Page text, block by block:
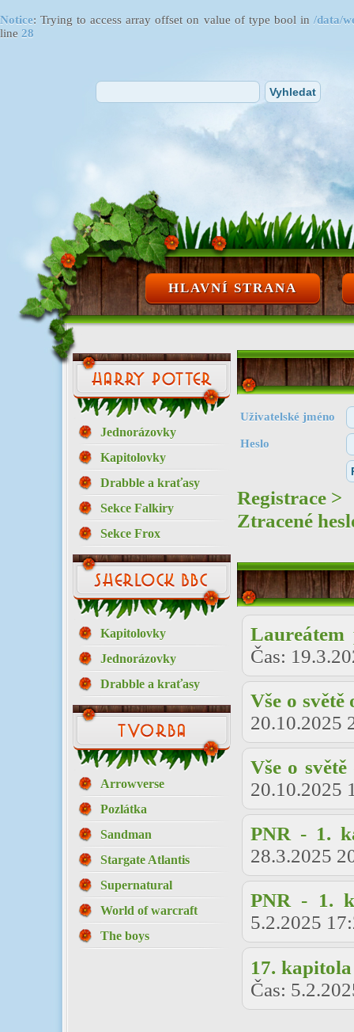
Notice: Trying to access array offset on value of type bool in /data/
line 28
HLAVNÍ STRANA
Jednorázovky
Kapitolovky
Drabble a kraťasy
Sekce Falkiry
Sekce Frox
Kapitolovky
Jednorázovky
Drabble a kraťasy
Arrowverse
Pozlátka
Sandman
Stargate Atlantis
Supernatural
World of warcraft
The boys
Uživatelské jméno
Heslo
Registrace >
Ztracené
Laureátem
Čas:
Vše o světě
20.10.2025
Vše o světě
20.10.2025
PNR - 1.
28.3.2025
PNR - 1.
5.2.2025
17.
Čas: